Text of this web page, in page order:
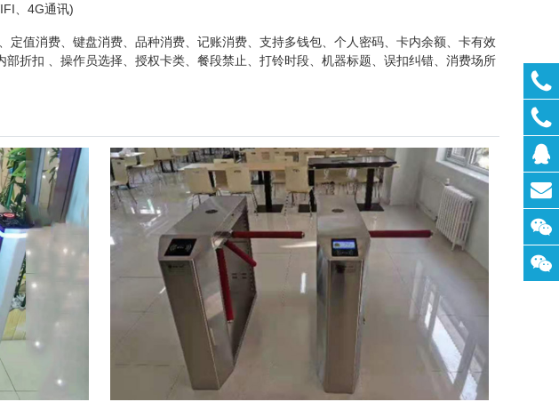
、4G通讯)
定值消费、键盘消费、品种消费、记账消费、支持多钱包、个人密码、卡内余额、卡有效
折扣 、操作员选择、授权卡类、餐段禁止、打铃时段、机器标题、误扣纠错、消费场所
联系
QQ：
联系
邮